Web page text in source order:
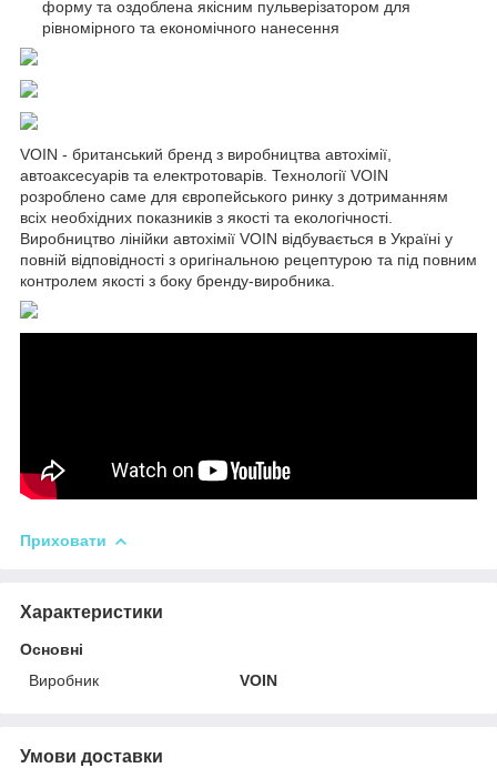
форму та оздоблена якісним пульверізатором для
рівномірного та економічного нанесення
VOIN - британський бренд з виробництва автохімії,
автоаксесуарів та електротоварів. Технології VOIN
розроблено саме для європейського ринку з дотриманням
всіх необхідних показників з якості та екологічності.
Виробництво лінійки автохімії VOIN відбувається в Україні у
повній відповідності з оригінальною рецептурою та під повним
контролем якості з боку бренду-виробника.
Приховати
Характеристики
Основні
Виробник
VOIN
Умови доставки